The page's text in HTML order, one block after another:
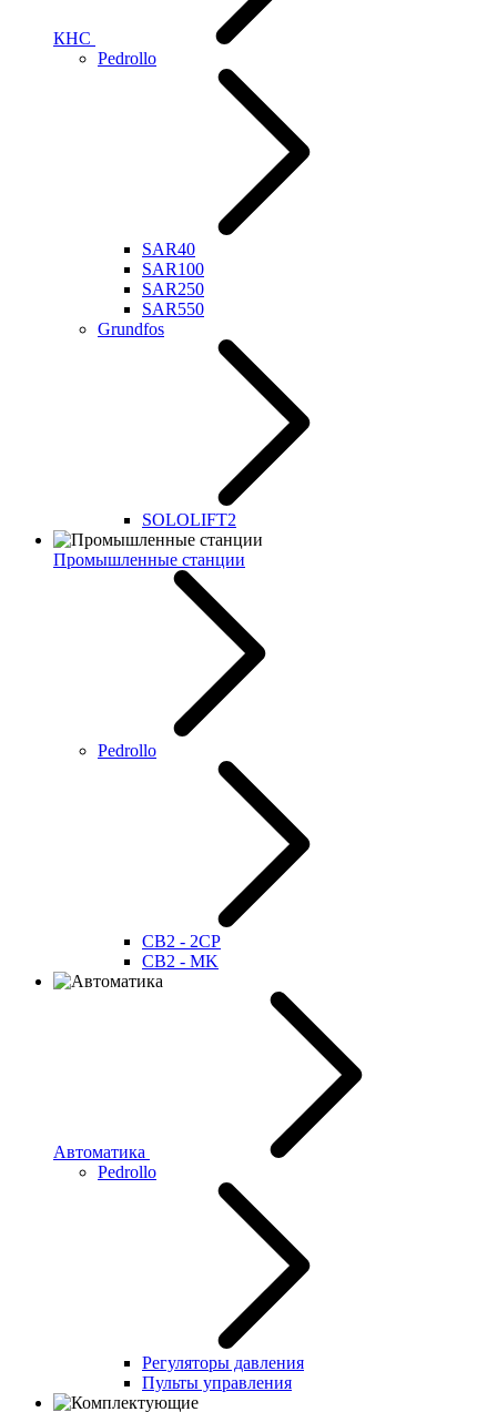
КНС
Pedrollo
SAR40
SAR100
SAR250
SAR550
Grundfos
SOLOLIFT2
Промышленные станции
Pedrollo
CB2 - 2CP
CB2 - MK
Автоматика
Pedrollo
Регуляторы давления
Пульты управления